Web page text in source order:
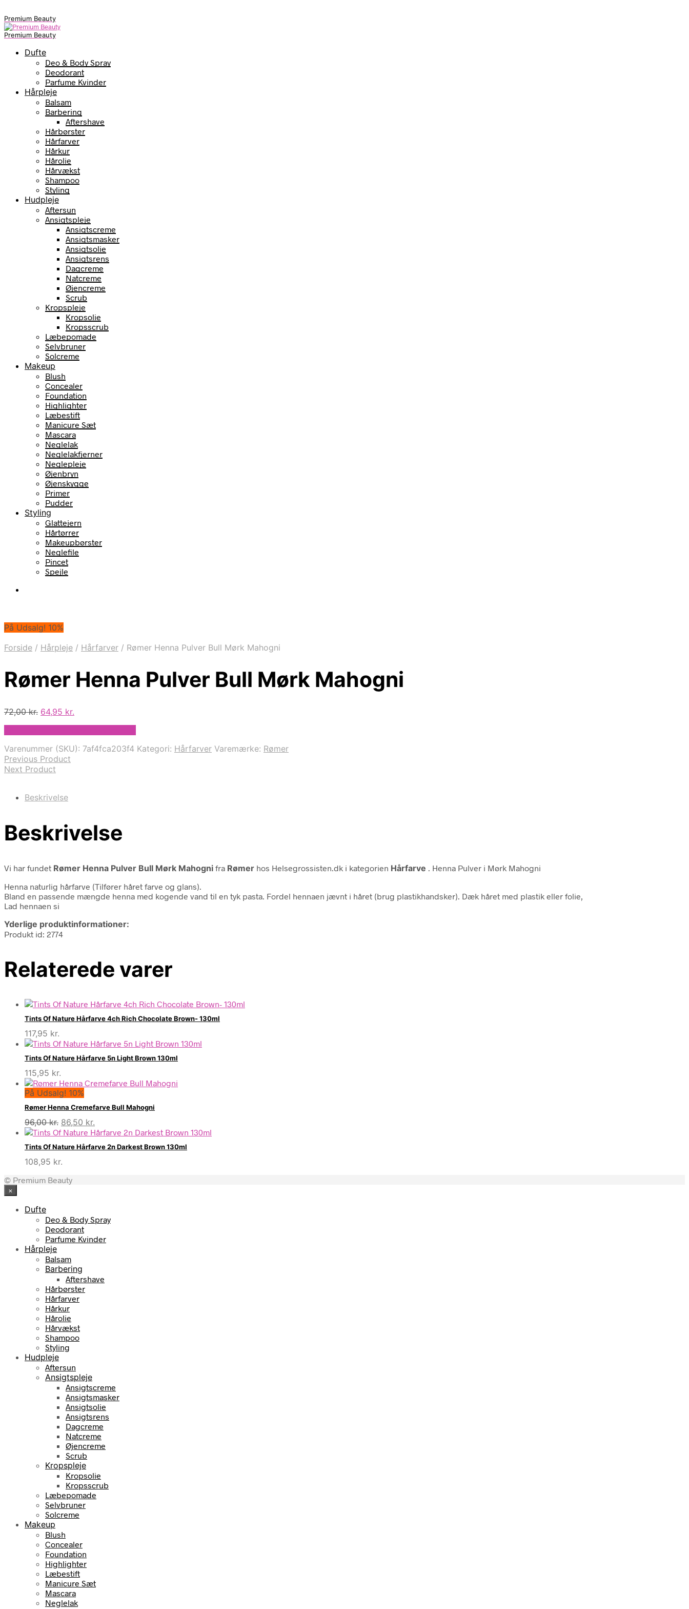
Premium Beauty
Premium Beauty
Dufte
Deo & Body Spray
Deodorant
Parfume Kvinder
Hårpleje
Balsam
Barbering
Aftershave
Hårbørster
Hårfarver
Hårkur
Hårolie
Hårvækst
Shampoo
Styling
Hudpleje
Aftersun
Ansigtspleje
Ansigtscreme
Ansigtsmasker
Ansigtsolie
Ansigtsrens
Dagcreme
Natcreme
Øjencreme
Scrub
Kropspleje
Kropsolie
Kropsscrub
Læbepomade
Selvbruner
Solcreme
Makeup
Blush
Concealer
Foundation
Highlighter
Læbestift
Manicure Sæt
Mascara
Neglelak
Neglelakfjerner
Neglepleje
Øjenbryn
Øjenskygge
Primer
Pudder
Styling
Glattejern
Hårtørrer
Makeupbørster
Neglefile
Pincet
Spejle
På Udsalg! 10%
Forside / Hårpleje / Hårfarver / Rømer Henna Pulver Bull Mørk Mahogni
Rømer Henna Pulver Bull Mørk Mahogni
72,00kr. Den
72,00 kr..
64,95 kr.
64,95 kr..
Varenummer (SKU): 7af4fca203f4 Kategori: Hårfarver Varemærke: Rømer
Previous Product
Next Product
Beskrivelse
Beskrivelse
Vi har fundet Rømer Henna Pulver Bull Mørk Mahogni fra Rømer hos Helsegrossisten.dk i kategorien Hårfarve
. Henna Pulver i Mørk Mahogni
Henna naturlig hårfarve (Tilfører håret farve og glans).
Bland en passende mængde henna med kogende vand til en tyk pasta. Fordel hennaen jævnt i håret (brug plastikhandsker). Dæk håret med plastik eller folie,
Lad hennaen si
Yderlige produktinformationer:
Produkt id: 2774
Relaterede varer
Tints Of Nature Hårfarve 4ch Rich Chocolate Brown- 130ml
117,95 kr.
Tints Of Nature Hårfarve 5n Light Brown 130ml
115,95 kr.
På Udsalg! 10%
Rømer Henna Cremefarve Bull Mahogni
96,00kr. Den
oprindelige
pris
var:
96,00 kr..
86,50 kr.
aktuelle
pris
er:
Tints Of Nature Hårfarve 2n Darkest Brown 130ml
108,95 kr.
© Premium Beauty
×
Dufte
Deo & Body Spray
Deodorant
Parfume Kvinder
Hårpleje
Balsam
Barbering
Aftershave
Hårbørster
Hårfarver
Hårkur
Hårolie
Hårvækst
Shampoo
Styling
Hudpleje
Aftersun
Ansigtspleje
Ansigtscreme
Ansigtsmasker
Ansigtsolie
Ansigtsrens
Dagcreme
Natcreme
Øjencreme
Scrub
Kropspleje
Kropsolie
Kropsscrub
Læbepomade
Selvbruner
Solcreme
Makeup
Blush
Concealer
Foundation
Highlighter
Læbestift
Manicure Sæt
Mascara
Neglelak